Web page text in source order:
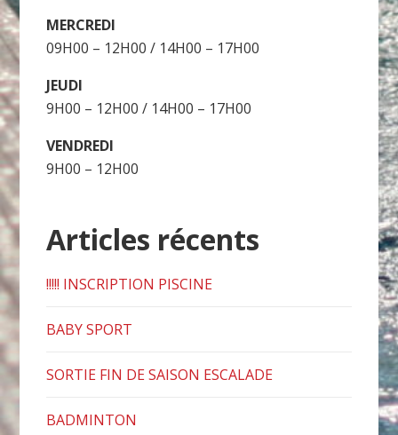
MERCREDI
09H00 – 12H00 / 14H00 – 17H00
JEUDI
9H00 – 12H00 / 14H00 – 17H00
VENDREDI
9H00 – 12H00
Articles récents
!!!!! INSCRIPTION PISCINE
BABY SPORT
SORTIE FIN DE SAISON ESCALADE
BADMINTON